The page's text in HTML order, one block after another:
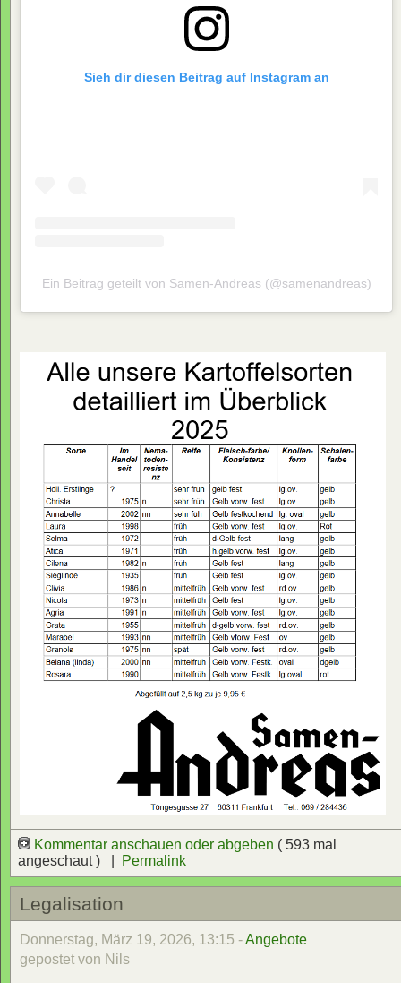
Sieh dir diesen Beitrag auf Instagram an
Ein Beitrag geteilt von Samen-Andreas (@samenandreas)
Kommentar anschauen oder abgeben ( 593 mal
angeschaut ) |
Permalink
Legalisation
Donnerstag, März 19, 2026, 13:15 -Angebote
gepostet von Nils